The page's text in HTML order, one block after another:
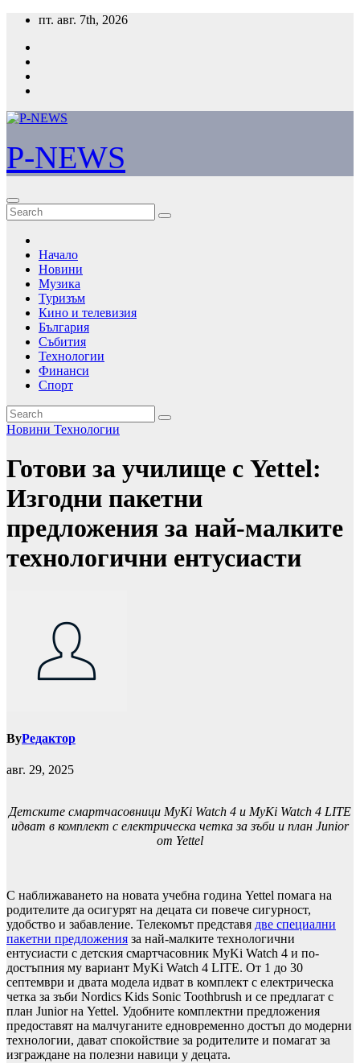
Skip
content
пт. авг. 7th, 2026
P-NEWS
Начало
Новини
Музика
Туризъм
Кино и телевизия
България
Събития
Технологии
Финанси
Спорт
Новини Технологии
Готови за училище с Yettel:
Изгодни пакетни
предложения за най-малките
технологични ентусиасти
ByРедактор
авг. 29, 2025
Детските смартчасовници MyKi Watch 4 и MyKi Watch 4 LITE
идват в комплект с електрическа четка за зъби и план Junior
от Yettel
С наближаването на новата учебна година Yettel помага на
родителите да осигурят на децата си повече сигурност,
удобство и забавление. Телекомът представя две специални
пакетни предложения за най-малките технологични
ентусиасти с детския смартчасовник MyKi Watch 4 и по-
достъпния му вариант MyKi Watch 4 LITE. От 1 до 30
септември и двата модела идват в комплект с електрическа
четка за зъби Nordics Kids Sonic Toothbrush и се предлагат с
план Junior на Yettel. Удобните комплектни предложения
предоставят на малчуганите едновременно достъп до модерни
технологии, дават спокойствие за родителите и помагат за
изграждане на полезни навици у децата.